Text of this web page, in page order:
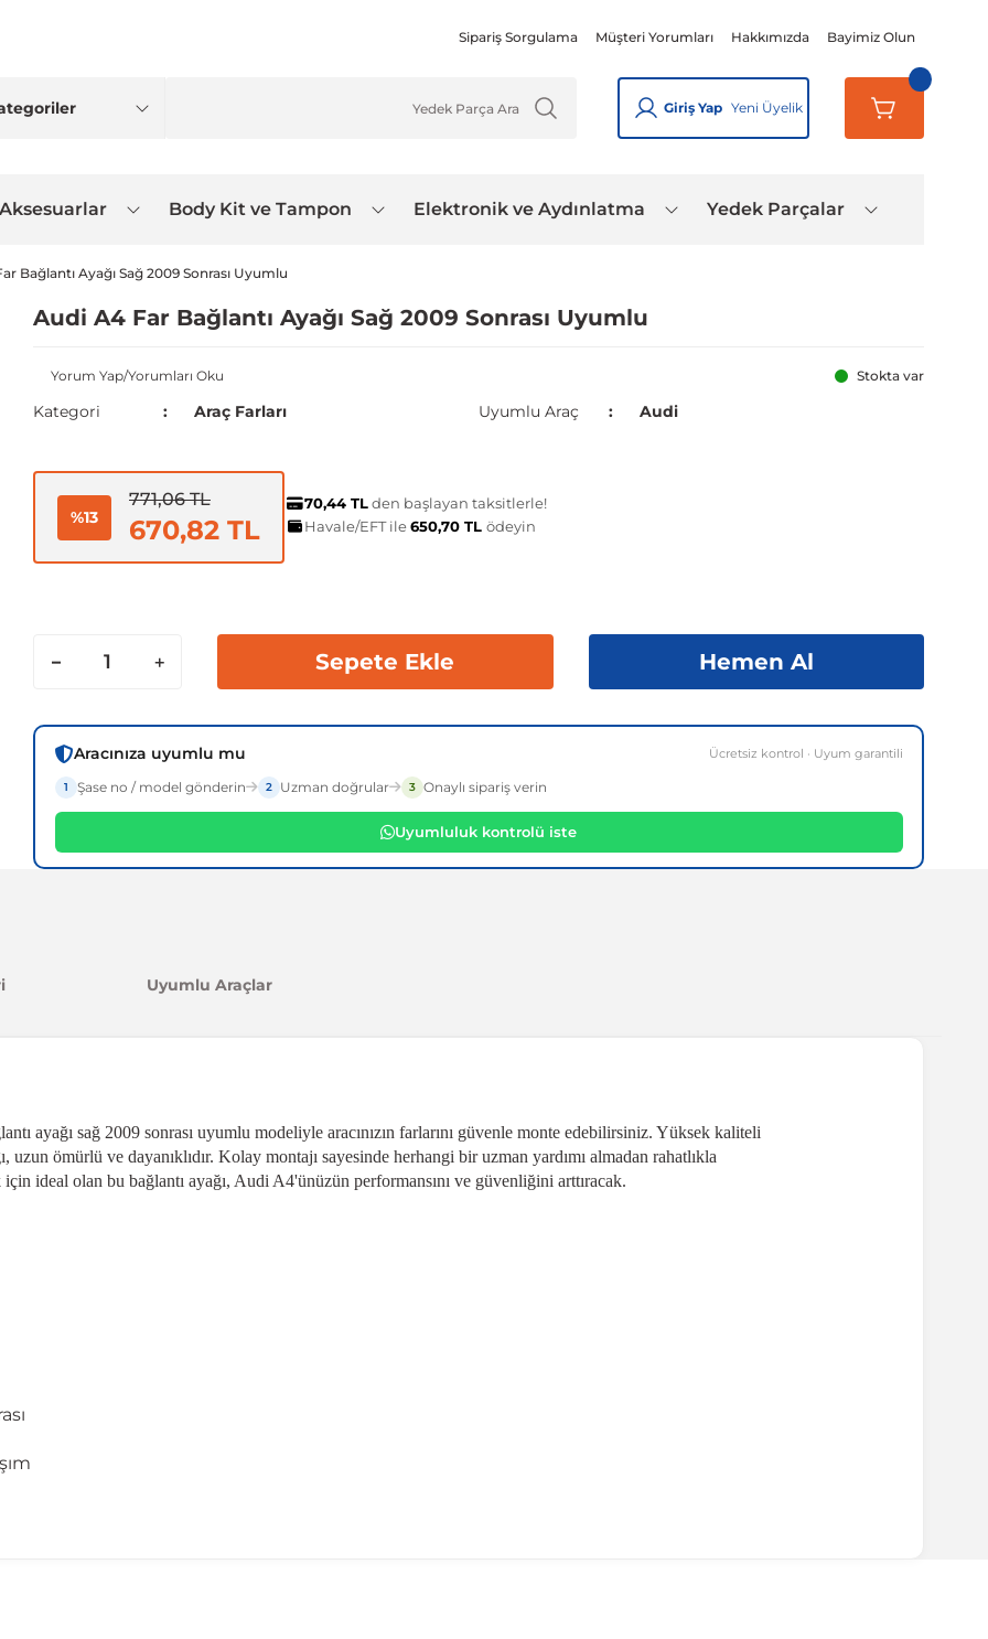
Sipariş Sorgulama Müşteri Yorumları Hakkımızda Bayimiz Olun
Giriş Yap Yeni Üyelik
Aksesuarlar Body Kit ve Tampon Elektronik ve Aydınlatma Yedek Parçalar
Bağlantı Ayağı Sağ 2009 Sonrası Uyumlu
Audi A4 Far Bağlantı Ayağı Sağ 2009 Sonrası Uyumlu
Yorum Yap/Yorumları Oku Stokta var
Kategori Araç Farları Uyumlu Araç Audi
%13
771,06 TL
670,82 TL
70,44 TLden başlayan taksitlerle!
Havale/EFT ile650,70 TL ödeyin
Sepete Ekle Hemen Al
Aracınıza uyumlu mu Ücretsiz kontrol · Uyum garantili
1 Şase no / model gönderin 2 Uzman doğrular 3 Onaylı sipariş verin
Uyumluluk kontrolü iste
Uyumlu Araçlar
ayağı sağ 2009 sonrası uyumlu modeliyle aracınızın farlarını güvenle monte edebilirsiniz. Yüksek kaliteli
uzun ömürlü ve dayanıklıdır. Kolay montajı sayesinde herhangi bir uzman yardımı almadan rahatlıkla
için ideal olan bu bağlantı ayağı, Audi A4'ünüzün performansını ve güvenliğini arttıracak.